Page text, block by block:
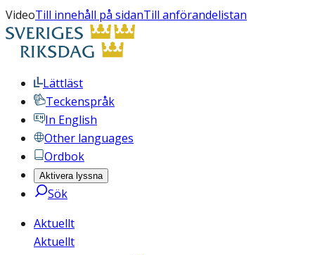
VideoTill innehåll på sidanTill anförandelistan
Lättläst
Teckenspråk
In English
Other languages
Ordbok
Aktivera lyssna
Sök
Aktuellt
Aktuellt